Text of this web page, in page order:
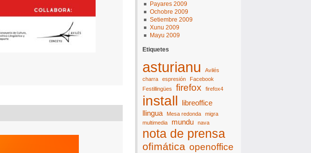
Payares 2009
Ochobre 2009
Setiembre 2009
Xunu 2009
Mayu 2009
Etiquetes
asturianu
Avilés
charra
espresión
Facebook
Festillingües
firefox firefox4
install libreoffice
llingua
Mesa redonda
migra
multimedia
mundu nava
nota de prensa
ofimática openoffice